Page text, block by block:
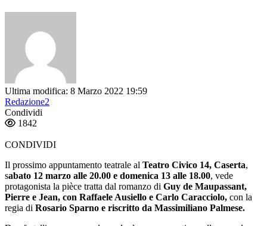
Ultima modifica: 8 Marzo 2022 19:59
Redazione2
Condividi
1842
CONDIVIDI
Il prossimo appuntamento teatrale al Teatro Civico 14, Caserta,
sabato 12 marzo alle 20.00 e domenica 13 alle 18.00, vede
protagonista la pièce tratta dal romanzo di Guy de Maupassant,
Pierre e Jean, con Raffaele Ausiello e Carlo Caracciolo, con la
regia di Rosario Sparno e riscritto da Massimiliano Palmese.